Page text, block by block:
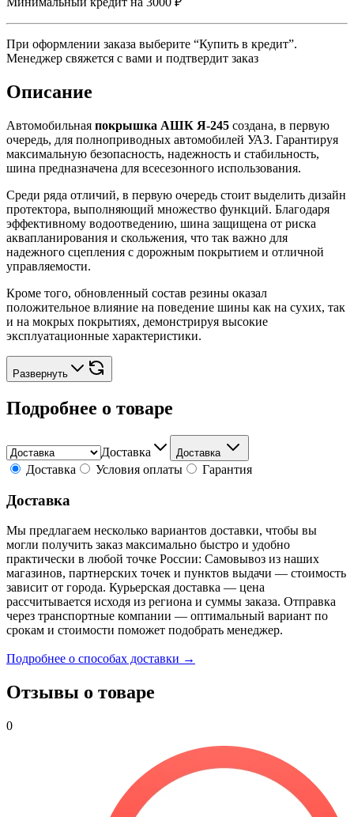
При оформлении заказа выберите “Купить в кредит”.
Менеджер свяжется с вами и подтвердит заказ
Описание
Автомобильная покрышка АШК Я-245 создана, в первую
очередь, для полноприводных автомобилей УАЗ. Гарантируя
максимальную безопасность, надежность и стабильность,
шина предназначена для всесезонного использования.
Среди ряда отличий, в первую очередь стоит выделить дизайн
протектора, выполняющий множество функций. Благодаря
эффективному водоотведению, шина защищена от риска
аквапланирования и скольжения, что так важно для
надежного сцепления с дорожным покрытием и отличной
управляемости.
Кроме того, обновленный состав резины оказал
положительное влияние на поведение шины как на сухих, так
и на мокрых покрытиях, демонстрируя высокие
эксплуатационные характеристики.
Развернуть
Подробнее о товаре
Доставка Доставка
Доставка Условия оплаты Гарантия
Доставка
Мы предлагаем несколько вариантов доставки, чтобы вы
могли получить заказ максимально быстро и удобно
практически в любой точке России: Самовывоз из наших
магазинов, партнерских точек и пунктов выдачи — стоимость
зависит от города. Курьерская доставка — цена
рассчитывается исходя из региона и суммы заказа. Отправка
через транспортные компании — оптимальный вариант по
срокам и стоимости поможет подобрать менеджер.
Подробнее о способах доставки →
Отзывы о товаре
0